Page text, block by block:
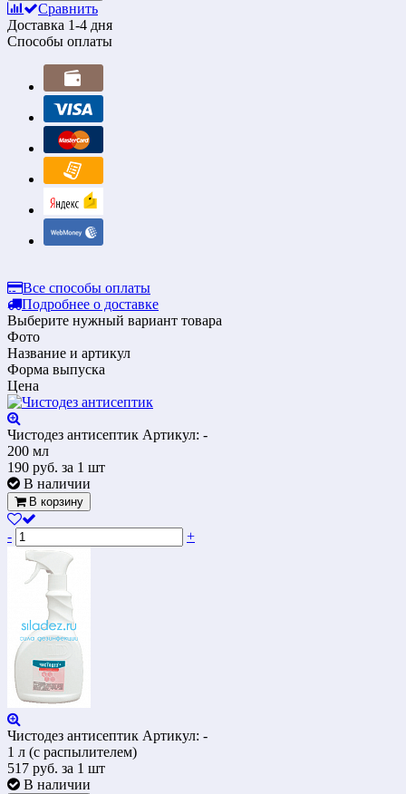
Сравнить
Доставка 1-4 дня
Способы оплаты
Все способы оплаты
Подробнее о доставке
Выберите нужный вариант товара
Фото
Название и артикул
Форма выпуска
Цена
Чистодез антисептик Артикул: -
200 мл
190 руб. за 1 шт
В наличии
В корзину
- +
Чистодез антисептик Артикул: -
1 л (с распылителем)
517 руб. за 1 шт
В наличии